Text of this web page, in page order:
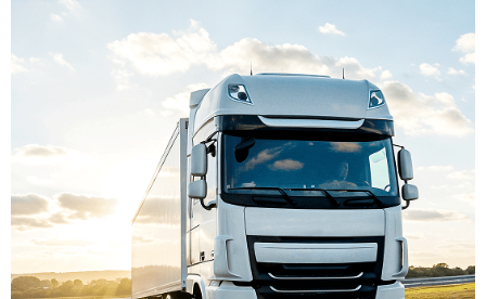
vida más fácil. Por eso,
además de ofrecerte la
mejor tasación,
obligaciones legales
de la venta. Descubre
nuestros beneficios
exclusivos y vende tu
camión con total
confianza.